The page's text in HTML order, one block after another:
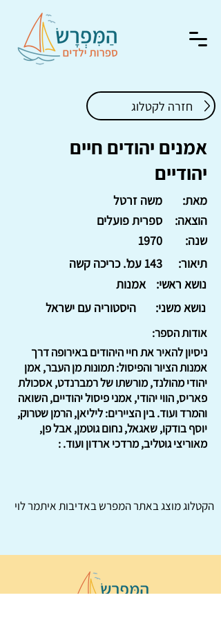
חזרה לקטלוג
אמנים יהודים חיים
יהודיים
משה זרטל
מאת:
ספרית פועלים
הוצאה:
1970
שנה:
143 עמ'. כריכה קשה
תיאור:
אמנות
נושא ראשי:
היסטוריה עם ישראל
נושא משני:
אודות הספר:
ניסיון להאיר את חיי היהודים באירופה דרך
אמנות הציור והפיסול: תמונות מן העבר, אמן
יהודי מהולנד, מורשתו של רמברנדט, אסכולת
פאריס, הווי יהודי, אמני פיסול יהודיים, השואה
והמרד ועוד. בין הציירים: ליליאן, הרמן שטרוק,
יוסף בודקו, שאגאל, נחום גוטמן, אבל פן,
מאוריצי גוטליב, מרדכי ארדון ועוד. :
הקטלוג מוצג באתרהמפרשבאדיבות איתמר לוי